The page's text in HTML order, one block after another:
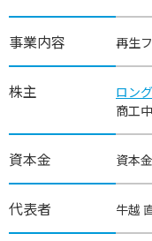
事業内容 再生
株主
ロン
商工
資本金 資本
代表者 牛越